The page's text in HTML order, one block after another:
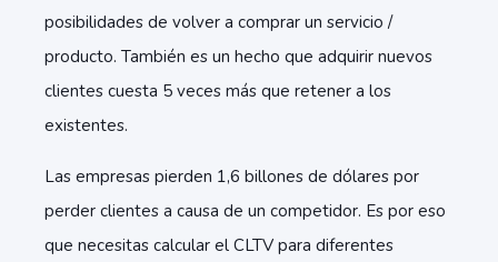
posibilidades de volver a comprar un servicio /
producto. También es un hecho que adquirir nuevos
clientes cuesta 5 veces más que retener a los
existentes.
Las empresas pierden 1,6 billones de dólares por
perder clientes a causa de un competidor. Es por eso
que necesitas calcular el CLTV para diferentes